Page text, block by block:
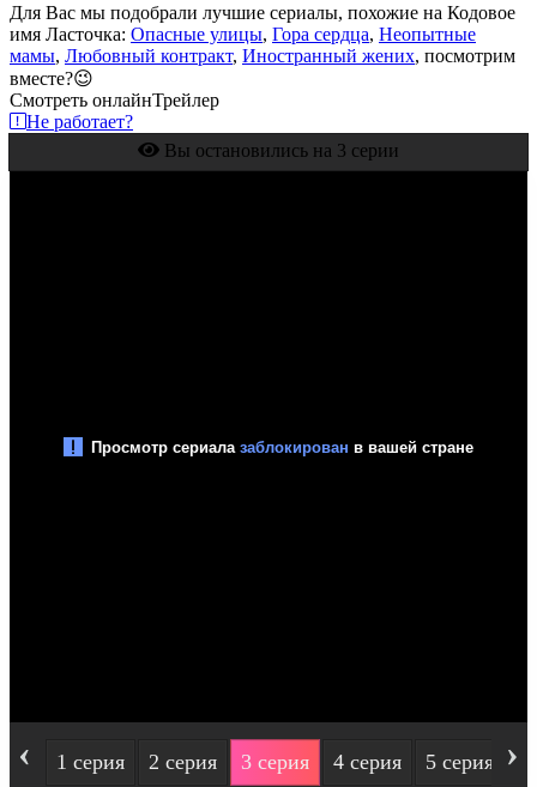
Для Вас мы подобрали лучшие сериалы, похожие на Кодовое
имя Ласточка: Опасные улицы, Гора сердца, Неопытные
мамы, Любовный контракт, Иностранный жених, посмотрим
вместе?😉
Смотреть онлайнТрейлер
Не работает?
Вы остановились на 3 серии
‹ 1 серия 2 серия 3 серия 4 серия 5 серия ›